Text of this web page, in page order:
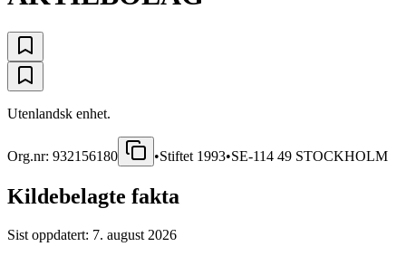
Utenlandsk enhet.
Org.nr: 932156180 •Stiftet 1993•SE-114 49 STOCKHOLM
Kildebelagte fakta
Sist oppdatert: 7. august 2026